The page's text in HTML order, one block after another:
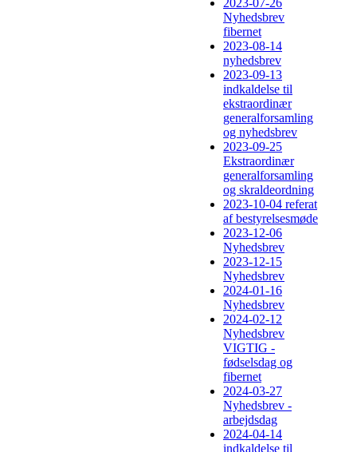
Nyhedsbrev
fibernet
2023-08-14
nyhedsbrev
2023-09-13
indkaldelse til
ekstraordinær
generalforsamling
og nyhedsbrev
2023-09-25
Ekstraordinær
generalforsamling
og skraldeordning
2023-10-04 referat
af bestyrelsesmøde
2023-12-06
Nyhedsbrev
2023-12-15
Nyhedsbrev
2024-01-16
Nyhedsbrev
2024-02-12
Nyhedsbrev
VIGTIG -
fødselsdag og
fibernet
2024-03-27
Nyhedsbrev -
arbejdsdag
2024-04-14
indkaldelse til